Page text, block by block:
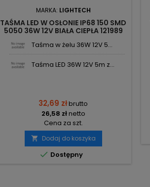
MARKA: LIGHTECH
TAŚMA LED W OSŁONIE IP68 150 SMD
5050 36W 12V BIAŁA CIEPŁA 121989
Taśma w żelu 36W 12V 5...
Taśma LED 36W 12V 5m z...
32,69 złbrutto
26,58 złnetto
Cena za szt.
 Dodaj do koszyka
 Dostępny